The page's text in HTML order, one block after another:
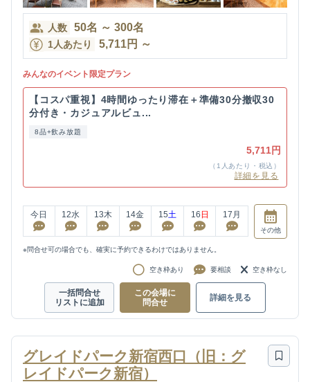
人数 50名 ～ 300名
1人あたり 5,711円 ～
みんなのイベント限定プラン
【コスパ重視】4時間ゆったり滞在＋準備30分撤収30
分付き・カジュアルビュ...
8品+飲み放題
5,711円
（1人あたり・税込）
詳細を見る
今日 12水 13木 14金 15土 16 日 17 月
その他
※問合せ可の場合でも、確実に予約できるわけではありません。
空き枠あり 要相談 空き枠なし
一括問合せ
リストに追加
この会場に
問合せ
詳細を見る
グレイドパーク新宿西口（旧：グ
レイドパーク新宿）